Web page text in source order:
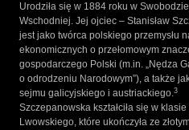
Urodziła się w 1884 roku w
Wschodniej. Jej ojciec – Stanisław
jest jako twórca polskiego przemysłu
ekonomicznych o przełomowym
gospodarczego Polski (m.in. „Nędza
o odrodzeniu Narodowym”), a także
sejmu galicyjskiego i austriackiego.3
Szczepanowska kształciła się w
Lwowskiego, które ukończyła ze